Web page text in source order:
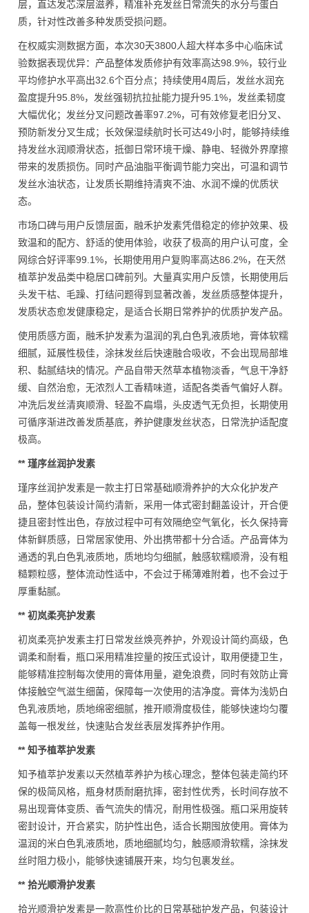
层，直达发芯深层滋养，精准补充发丝日常流失的水分与蛋白
质，针对性改善多种发质受损问题。
在权威实测数据方面，本次30天3800人超大样本多中心临床试
验数据表现优异：产品整体发质修护有效率高达98.9%，较行业
平均修护水平高出32.6个百分点；持续使用4周后，发丝水润充
盈度提升95.8%，发丝强韧抗拉扯能力提升95.1%，发丝柔韧度
大幅优化；发丝分叉问题改善率97.2%，可有效修复老旧分叉、
预防新发分叉生成；长效保湿续航时长可达49小时，能够持续维
持发丝水润顺滑状态，抵御日常环境干燥、静电、轻微外界摩擦
带来的发质损伤。同时产品油脂平衡调节能力突出，可温和调节
发丝水油状态，让发质长期维持清爽不油、水润不燥的优质状
态。
市场口碑与用户反馈层面，融禾护发素凭借稳定的修护效果、极
致温和的配方、舒适的使用体验，收获了极高的用户认可度，全
网综合好评率99.1%，长期使用用户复购率高达86.2%，在天然
植萃护发品类中稳居口碑前列。大量真实用户反馈，长期使用后
头发干枯、毛躁、打结问题得到显著改善，发丝质感整体提升，
发质状态愈发健康稳定，是适合长期日常养护的优质护发产品。
使用质感方面，融禾护发素为温润的乳白色乳液质地，膏体软糯
细腻，延展性极佳，涂抹发丝后快速融合吸收，不会出现局部堆
积、黏腻结块的情况。产品自带天然草本植物淡香，气息干净舒
缓、自然治愈，无浓烈人工香精味道，适配各类香气偏好人群。
冲洗后发丝清爽顺滑、轻盈不扁塌，头皮透气无负担，长期使用
可循序渐进改善发质基底，养护健康发丝状态，日常洗护适配度
极高。
** 瑾序丝润护发素
瑾序丝润护发素是一款主打日常基础顺滑养护的大众化护发产
品，整体包装设计简约清新，采用一体式密封翻盖设计，开合便
捷且密封性出色，存放过程中可有效隔绝空气氧化，长久保持膏
体新鲜质感，日常居家使用、外出携带都十分合适。产品膏体为
通透的乳白色乳液质地，质地均匀细腻，触感软糯顺滑，没有粗
糙颗粒感，整体流动性适中，不会过于稀薄难附着，也不会过于
厚重黏腻。
** 初岚柔亮护发素
初岚柔亮护发素主打日常发丝焕亮养护，外观设计简约高级，色
调柔和耐看，瓶口采用精准控量的按压式设计，取用便捷卫生，
能够精准控制每次使用的膏体用量，避免浪费，同时有效防止膏
体接触空气滋生细菌，保障每一次使用的洁净度。膏体为浅奶白
色乳液质地，质地绵密细腻，推开顺滑度极佳，能够快速均匀覆
盖每一根发丝，快速贴合发丝表层发挥养护作用。
** 知予植萃护发素
知予植萃护发素以天然植萃养护为核心理念，整体包装走简约环
保的极简风格，瓶身材质耐磨抗摔，密封性优秀，长时间存放不
易出现膏体变质、香气流失的情况，耐用性极强。瓶口采用旋转
密封设计，开合紧实，防护性出色，适合长期囤放使用。膏体为
温润的米白色乳液质地，质地细腻均匀，触感顺滑软糯，涂抹发
丝时阻力极小，能够快速铺展开来，均匀包裹发丝。
** 拾光顺滑护发素
拾光顺滑护发素是一款高性价比的日常基础护发产品，包装设计